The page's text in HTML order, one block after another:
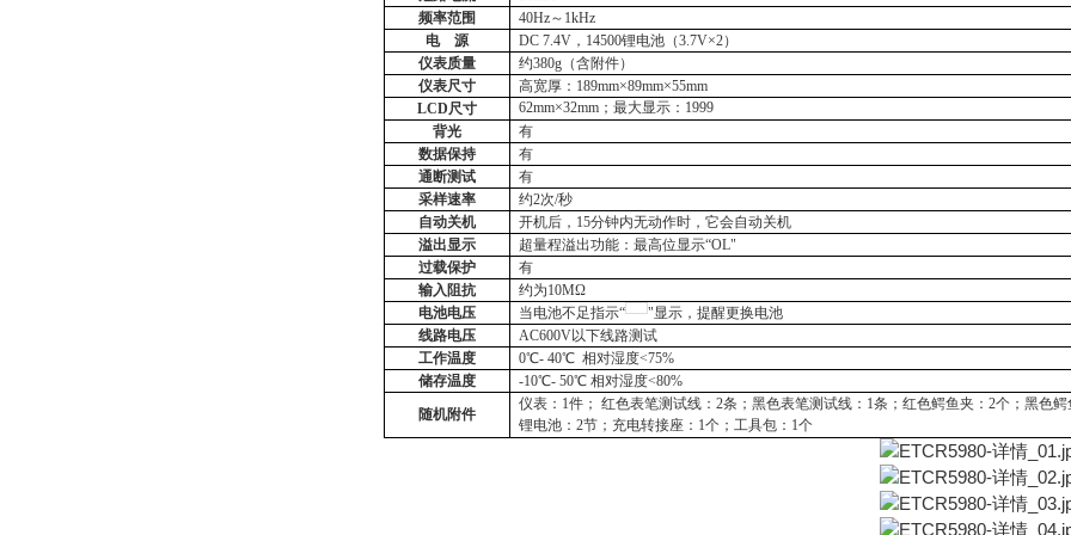
频率范围
40Hz～1kHz
电
源 DC 7.4V ， 14500锂电池 （3.7V×2）
仪表质量
约380g（含附件）
仪表尺寸
高宽厚： 189mm×89mm×55mm
LCD尺寸
62mm×32mm；最大显示：1999
背光
有
数据保持
有
通断测试
有
采样速率
约2次/秒
自动关机
开机后， 15分钟内无动作时，它会自动关机
溢出显示
超量程溢出功能：最高位显示“OL"
过载保护
有
输入阻抗
约为10MΩ
电池电压
当电池不足指示“
"显示，提醒更换电池
线路电压
AC600V以下线路测试
工作温度
0℃- 40℃ 相对湿度<75%
储存温度
-10℃- 50℃ 相对湿度<80%
随机附件
仪表： 1件； 红色表笔测试线： 2条 ； 黑色表笔测试线 ： 1条； 红色鳄鱼夹： 2个；黑色鳄
锂电池 ： 2节 ； 充电转接座 ： 1个； 工具包： 1个